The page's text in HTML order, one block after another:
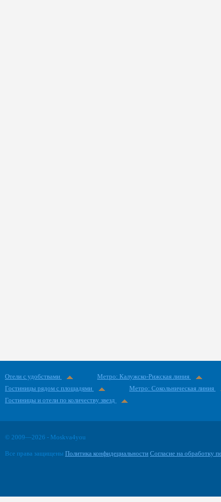
Отели с удобствами
Метро: Калужско-Рижская линия
Гостиницы рядом с площадями
Метро: Сокольническая линия
Гостиницы и отели по количеству звезд
© 2009—2026 - Moskva4you
Все права защищены Политика конфидециальности Согласие на обработку